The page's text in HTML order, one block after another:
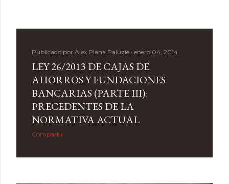
Publicado por Àlex Plana Paluzie enero 04, 2014
LEY 26/2013 DE CAJAS DE
AHORROS Y FUNDACIONES
BANCARIAS (PARTE III):
PRECEDENTES DE LA
NORMATIVA ACTUAL
Compartir